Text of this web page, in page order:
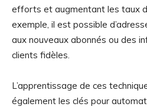
efforts et augmentant les taux
exemple, il est possible
aux nouveaux abonnés ou des
clients fidèles.
L’apprentissage de ces
également les clés pour